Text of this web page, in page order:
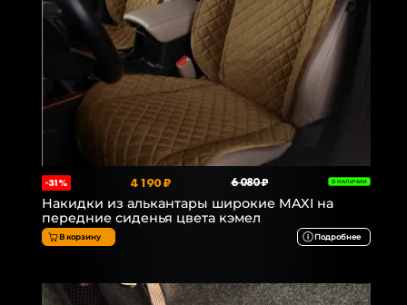
-31% 4 190 ₽ 6 080 ₽ В НАЛИЧИИ
Накидки из алькантары широкие MAXI на
передние сиденья цвета кэмел
В корзину Подробнее